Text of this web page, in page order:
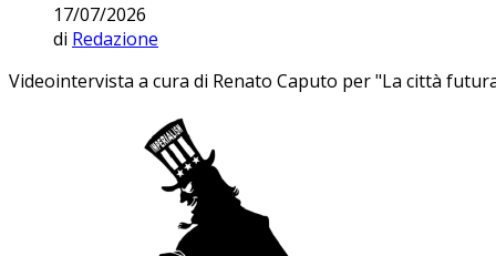
17/07/2026
di Redazione
Videointervista a cura di Renato Caputo per "La città